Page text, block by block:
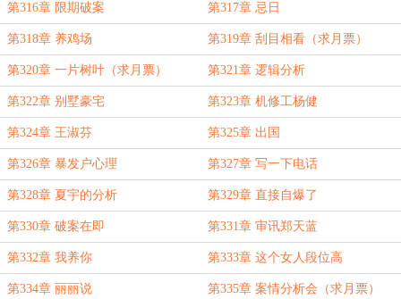
第316章 限期破案 第317章 忌日
第318章 养鸡场 第319章 刮目相看（求月票）
第320章 一片树叶（求月票） 第321章 逻辑分析
第322章 别墅豪宅 第323章 机修工杨健
第324章 王淑芬 第325章 出国
第326章 暴发户心理 第327章 写一下电话
第328章 夏宇的分析 第329章 直接自爆了
第330章 破案在即 第331章 审讯郑天蓝
第332章 我养你 第333章 这个女人段位高
第334章 丽丽说 第335章 案情分析会（求月票）